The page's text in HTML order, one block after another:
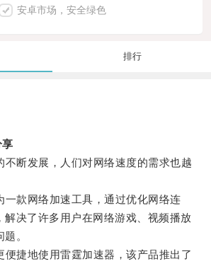
安卓市场，安全绿色
排行
享
断发展，人们对网络速度的需求也越
款网络加速工具，通过优化网络连
解决了许多用户在网络游戏、视频播放
。
捷地使用雷霆加速器，该产品推出了